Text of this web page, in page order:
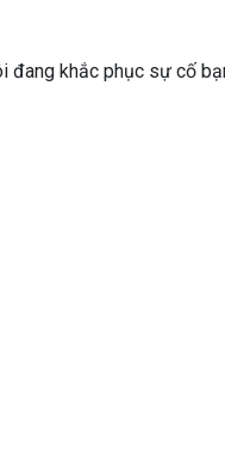
đang khắc phục sự cố